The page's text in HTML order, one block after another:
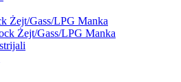
Żejt/Gass/LPG Manka
Żejt/Gass/LPG Manka